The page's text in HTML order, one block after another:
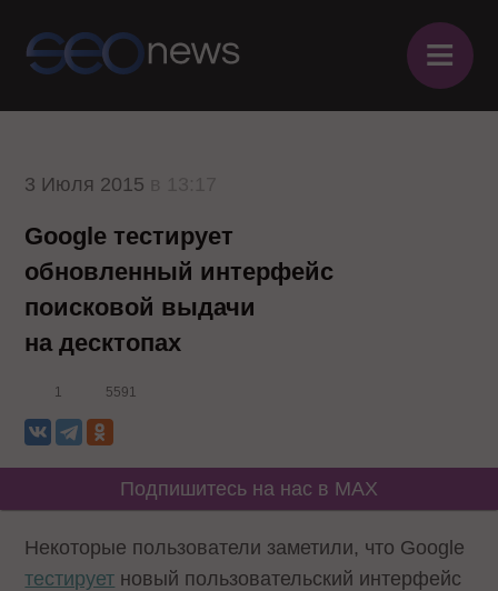
≡
3 Июля 2015
Google тестирует
обновленный интерфейс
поисковой выдачи
на десктопах
1 5591
Подпишитесь на нас в MAX
Некоторые пользователи заметили, что Google
тестирует новый пользовательский интерфейс